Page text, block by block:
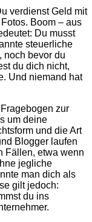
verdienst Geld mit
Boom – aus
Du musst
steuerliche
noch bevor du
du dich nicht,
Und niemand hat
zur
um deine
und die Art
Blogger laufen
Fällen, etwa wenn
jegliche
man dich als
gilt jedoch:
du ins